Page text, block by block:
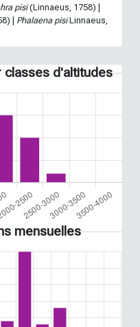
pisi(Linnaeus, 1758) |
| Phalaena pisiLinnaeus,
classes d'altitudes
mensuelles